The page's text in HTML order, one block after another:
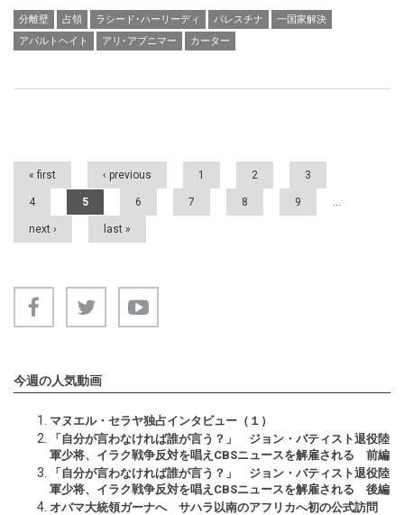
分離壁 占領 ラシード･ハーリーディ パレスチナ
一国家解決
アパルトヘイト
アリ･アブニマー カーター
Pages
« first ‹ previous 1 2 3
4 5 6 7 8 9 …
next › last »
今週の人気動画
マヌエル・セラヤ独占インタビュー（１）
「自分が言わなければ誰が言う？」 ジョン・バティスト退役陸
軍少将、イラク戦争反対を唱えCBSニュースを解雇される 前編
「自分が言わなければ誰が言う？」 ジョン・バティスト退役陸
軍少将、イラク戦争反対を唱えCBSニュースを解雇される 後編
オバマ大統領ガーナへ サハラ以南のアフリカへ初の公式訪問